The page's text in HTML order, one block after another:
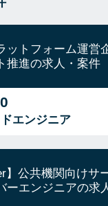
ットフォーム運営
推進の求人・案件
エンジニア
】公共機関向けサ
ーエンジニアの求